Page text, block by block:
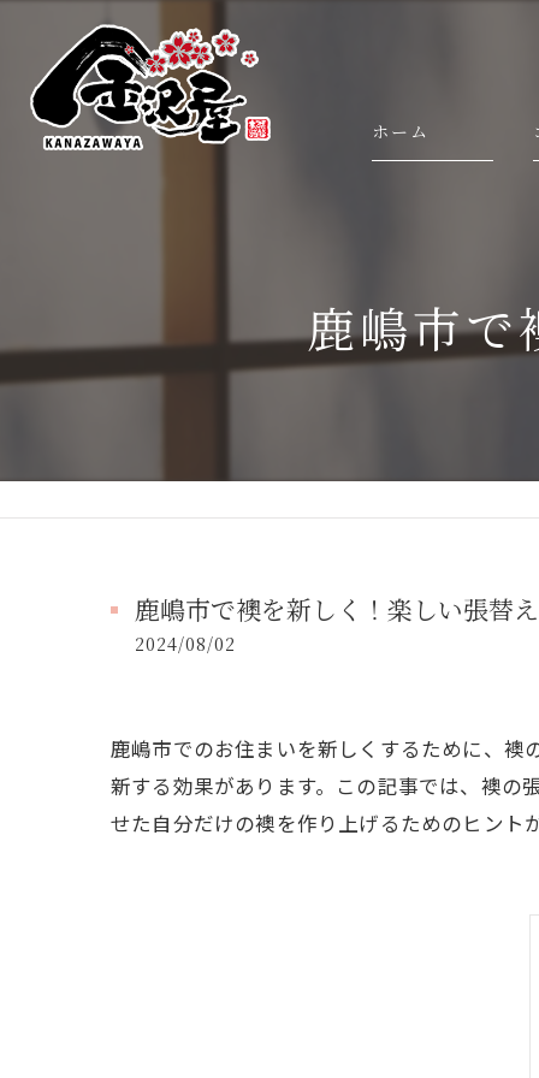
ホーム
鹿嶋市で
鹿嶋市で襖を新しく！楽しい張替
2024/08/02
鹿嶋市でのお住まいを新しくするために、襖
新する効果があります。この記事では、襖の
せた自分だけの襖を作り上げるためのヒント